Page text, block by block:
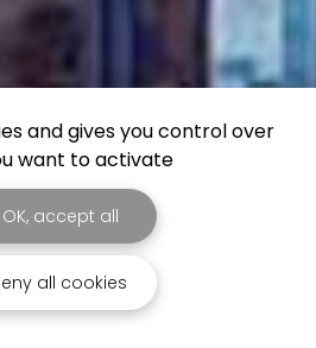
and gives you control over
want to activate
OK, accept all
all cookies